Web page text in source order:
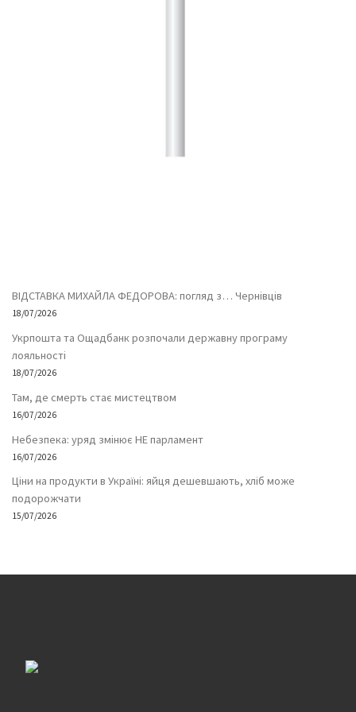
ВІДСТАВКА МИХАЙЛА ФЕДОРОВА: погляд з… Чернівців
18/07/2026
Укрпошта та Ощадбанк розпочали державну програму
лояльності
18/07/2026
Там, де смерть стає мистецтвом
16/07/2026
Небезпека: уряд змінює НЕ парламент
16/07/2026
Ціни на продукти в Україні: яйця дешевшають, хліб може
подорожчати
15/07/2026